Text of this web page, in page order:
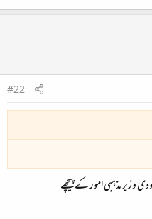
#22
وزیر مذہبی امور کے پیچھے